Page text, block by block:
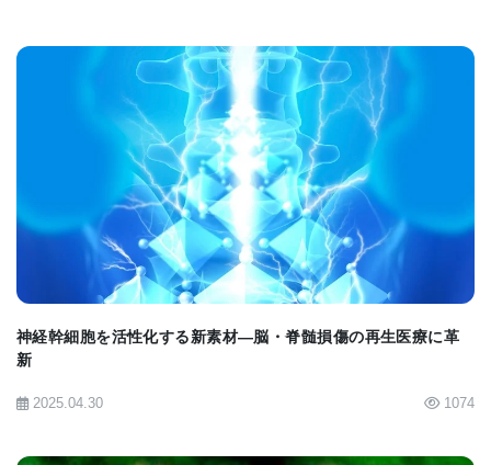
ことも考えられる。Dr. Cristina Stefaniuと同僚研究
者は、疎水性末端だけでなく、糖のある大型のGPI
先端基もラフトの形成に重要な役割を担っているこ
とを突き止めた。
つまり、分子の親水性のある部分も隣接するGPI分
子と強く作用し合うことができるのである。また、
分子のこの部分は細胞膜表面と培地の間の境界面に
正確に位置している。Dr. Stefaniuは、「隣り合った
脂質には見られなかったような結晶配列が形成され
てくる」と語っている。
BIOMARKET JP
神経幹細胞を活性化する新素材—脳・脊髄損傷の再生医療に革
新
2025.04.30 1074